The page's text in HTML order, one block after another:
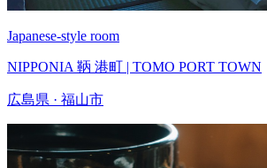
Japanese-style room
NIPPONIA 鞆 港町 | TOMO PORT TOWN
広島県 · 福山市